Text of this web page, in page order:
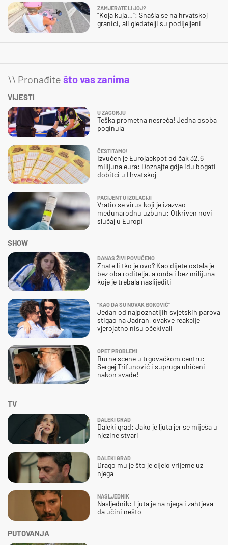
ZAMJERATE LI JOJ?
"Koja kuja…": Snašla se na hrvatskoj
granici, ali gledatelji su podijeljeni
\\ Pronađite što vas zanima
VIJESTI
U ZAGORJU
Teška prometna nesreća! Jedna osoba
poginula
ČESTITAMO!
Izvučen je Eurojackpot od čak 32,6
milijuna eura: Doznajte gdje idu bogati
dobitci u Hrvatskoj
PACIJENT U IZOLACIJI
Vratio se virus koji je izazvao
međunarodnu uzbunu: Otkriven novi
slučaj u Europi
SHOW
DANAS ŽIVI POVUČENO
Znate li tko je ovo? Kao dijete ostala je
bez oba roditelja, a onda i bez milijuna
koje je trebala naslijediti
"KAO DA SU NOVAK ĐOKOVIĆ"
Jedan od najpoznatijih svjetskih parova
stigao na Jadran, ovakve reakcije
vjerojatno nisu očekivali
OPET PROBLEMI
Burne scene u trgovačkom centru:
Sergej Trifunović i supruga uhićeni
nakon svađe!
TV
DALEKI GRAD
Daleki grad: Jako je ljuta jer se miješa u
njezine stvari
DALEKI GRAD
Drago mu je što je cijelo vrijeme uz
njega
NASLJEDNIK
Nasljednik: Ljuta je na njega i zahtjeva
da učini nešto
PUTOVANJA